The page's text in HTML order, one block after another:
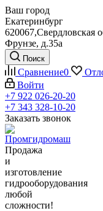
Ваш город
Екатеринбург
620067,Свердловская
Фрунзе, д.35а
Поиск
Сравнение0
Войти
+7 922 026-20-20
+7 343 328-10-20
Заказать звонок
Продажа
и
изготовление
гидрооборудования
любой
сложности!